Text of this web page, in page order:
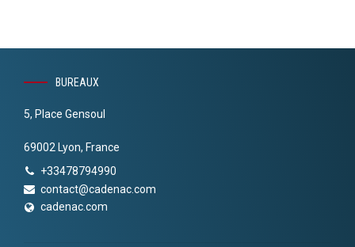
BUREAUX
5, Place Gensoul
69002 Lyon, France
+33478794990
contact@cadenac.com
cadenac.com